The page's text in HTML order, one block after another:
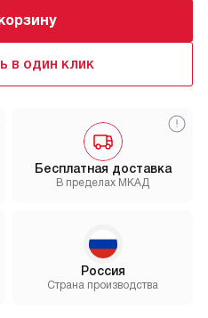
в один клик
Бесплатная доставка
В пределах МКАД
Россия
Страна производства